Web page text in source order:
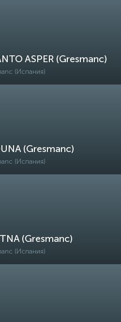
ASPER (Gresmanc)
(Испания)
(Gresmanc)
(Испания)
(Gresmanc)
(Испания)